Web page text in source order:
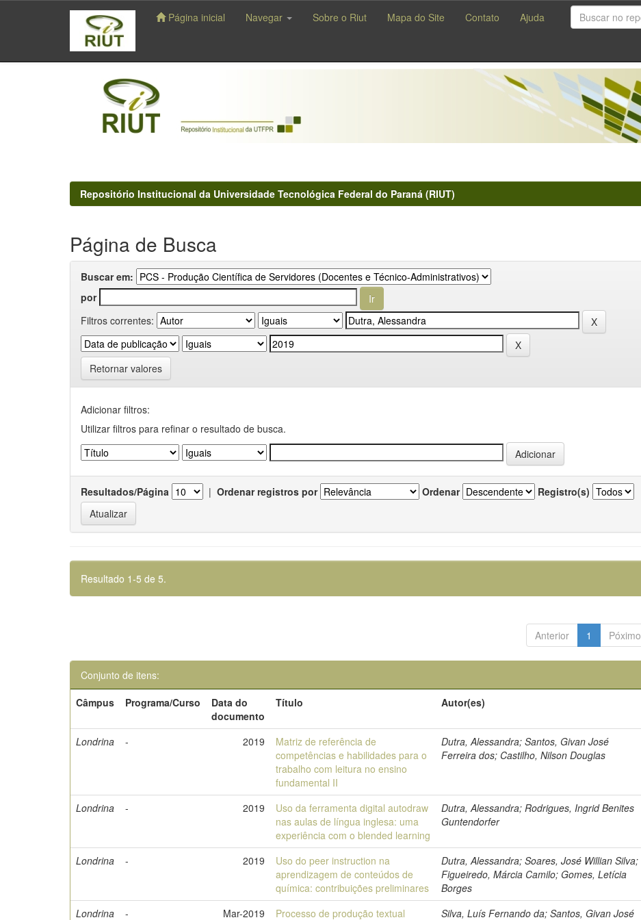
navigation
Página inicial Navegar Sobre o Riut Mapa do Site Contato Ajuda
Repositório Institucional da Universidade Tecnológica Federal do Paraná (RIUT)
Página de Busca
Buscar em:
por
Filtros correntes:
Retornar valores
Adicionar filtros:
Utilizar filtros para refinar o resultado de busca.
Resultados/Página | Ordenar registros por Ordenar Registro(s)
Resultado 1-5 de 5.
Anterior 1 Póximo
Conjunto de itens:
Câmpus
Programa/Curso
Data do
documento
Título Autor(es)
Londrina - 2019
Matriz de referência de
competências e habilidades para o
trabalho com leitura no ensino
fundamental II
Dutra, Alessandra; Santos, Givan José
Ferreira dos; Castilho, Nilson Douglas
Londrina - 2019
Uso da ferramenta digital autodraw
nas aulas de língua inglesa: uma
experiência com o blended learning
Dutra, Alessandra; Rodrigues, Ingrid Benites
Guntendorfer
Londrina - 2019
Uso do peer instruction na
aprendizagem de conteúdos de
química: contribuições preliminares
Dutra, Alessandra; Soares, José Willian Silva;
Figueiredo, Márcia Camilo; Gomes, Letícia
Borges
Londrina
- Mar-2019 Processo de produção textual Silva, Luís Fernando da; Santos, Givan José